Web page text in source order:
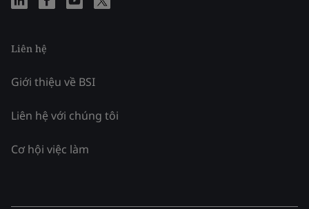
Liên hệ
Giới thiệu về BSI
Liên hệ với chúng tôi
Cơ hội việc làm